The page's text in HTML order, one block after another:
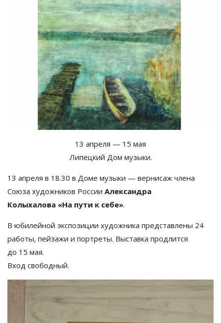
13 апреля — 15 мая
Липецкий Дом музыки.
13 апреля в 18.30 в Доме музыки — вернисаж члена
Союза художников России Александра
Колыхалова «На пути к себе».
В юбилейной экспозиции художника представлены 24
работы, пейзажи и портреты. Выставка продлится
до 15 мая.
Вход свободный.